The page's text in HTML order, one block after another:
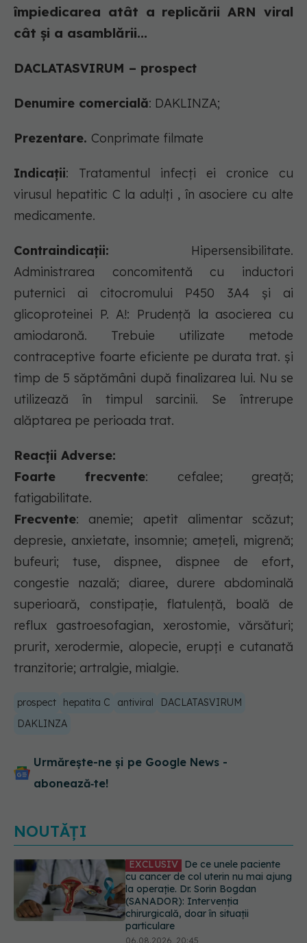
împiedicarea atât a replicării ARN viral
cât şi a asamblării...
DACLATASVIRUM – prospect
Denumire comercială: DAKLINZA;
Prezentare. Conprimate filmate
Indicații: Tratamentul infecţi ei cronice cu
virusul hepatitic C la adulţi , în asociere cu alte
medicamente.
Contraindicații: Hipersensibilitate.
Administrarea concomitentă cu inductori
puternici ai citocromului P450 3A4 şi ai
glicoproteinei P. A!: Prudenţă la asocierea cu
amiodaronă. Trebuie utilizate metode
contraceptive foarte eficiente pe durata trat. şi
timp de 5 săptămâni după finalizarea lui. Nu se
utilizează în timpul sarcinii. Se întrerupe
alăptarea pe perioada trat.
Reacții Adverse:
Foarte frecvente: cefalee; greaţă;
fatigabilitate.
Frecvente: anemie; apetit alimentar scăzut;
depresie, anxietate, insomnie; ameţeli, migrenă;
bufeuri; tuse, dispnee, dispnee de efort,
congestie nazală; diaree, durere abdominală
superioară, constipaţie, flatulenţă, boală de
reflux gastroesofagian, xerostomie, vărsături;
prurit, xerodermie, alopecie, erupţi e cutanată
tranzitorie; artralgie, mialgie.
prospect hepatita C antiviral
DACLATASVIRUM
DAKLINZA
Urmărește-ne și pe Google News -
abonează‑te!
NOUTĂȚI
Alertă în Europa după un nou caz
de hantavirus Anzi, singura tulpină
care se transmite de la om la om
06.08.2026, 20:06